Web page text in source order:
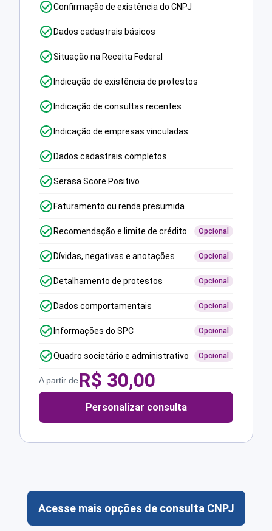
Confirmação de existência do CNPJ
Dados cadastrais básicos
Situação na Receita Federal
Indicação de existência de protestos
Indicação de consultas recentes
Indicação de empresas vinculadas
Dados cadastrais completos
Serasa Score Positivo
Faturamento ou renda presumida
Recomendação e limite de crédito Opcional
Dívidas, negativas e anotações Opcional
Detalhamento de protestos Opcional
Dados comportamentais Opcional
Informações do SPC Opcional
Quadro societário e administrativo Opcional
A partir deR$ 30,00
Personalizar consulta
Acesse mais opções de consulta CNPJ